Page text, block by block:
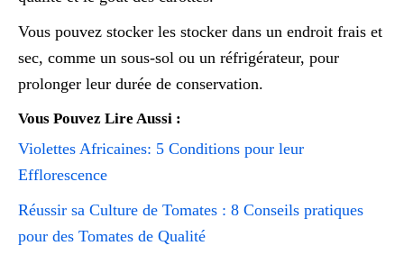
Vous pouvez stocker les stocker dans un endroit frais et
sec, comme un sous-sol ou un réfrigérateur, pour
prolonger leur durée de conservation.
Vous Pouvez Lire Aussi :
Violettes Africaines: 5 Conditions pour leur
Efflorescence
Réussir sa Culture de Tomates : 8 Conseils pratiques
pour des Tomates de Qualité